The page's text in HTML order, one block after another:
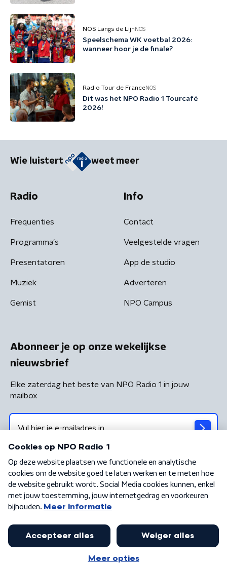
NOS Langs de Lijn NOS
Speelschema WK voetbal 2026:
wanneer hoor je de finale?
Radio Tour de FranceNOS
Dit was het NPO Radio 1 Tourcafé
2026!
Wie luistert weet meer
Radio
Frequenties
Programma's
Presentatoren
Muziek
Gemist
Info
Contact
Veelgestelde vragen
App de studio
Adverteren
NPO Campus
Abonneer je op onze wekelijkse
nieuwsbrief
Elke zaterdag het beste van NPO Radio 1 in jouw
mailbox
Algemene voorwaarden